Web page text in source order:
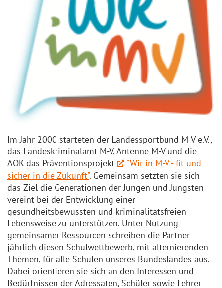
Im Jahr 2000 starteten der Landessportbund M-V e.V.,
das Landeskriminalamt M-V, Antenne M-V und die
AOK das Präventionsprojekt
"Wir in M-V - fit und
sicher in die Zukunft". Gemeinsam setzten sie sich
das Ziel die Generationen der Jungen und Jüngsten
vereint bei der Entwicklung einer
gesundheitsbewussten und kriminalitätsfreien
Lebensweise zu unterstützen. Unter Nutzung
gemeinsamer Ressourcen schreiben die Partner
jährlich diesen Schulwettbewerb, mit alternierenden
Themen, für alle Schulen unseres Bundeslandes aus.
Dabei orientieren sie sich an den Interessen und
Bedürfnissen der Adressaten, Schüler sowie Lehrer